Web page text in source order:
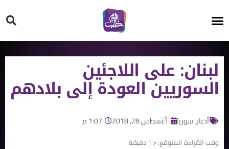
لبنان: على اللاجئين
السوريين العودة إلى بلادهم
أخبار,سوريا أغسطس 28, 2018 1:07 م
وقت القراءة المتوقع:< 1 دقيقة